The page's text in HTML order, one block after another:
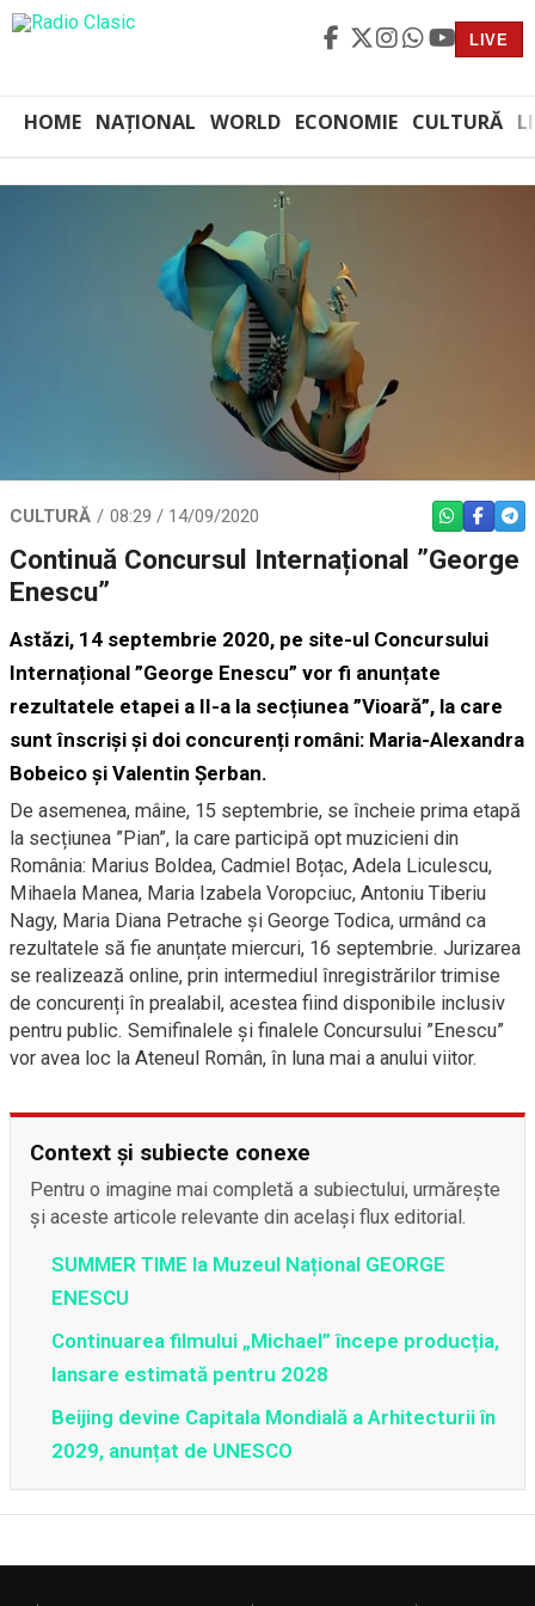
LIVE
HOME NAȚIONAL WORLD ECONOMIE CULTURĂ
CULTURĂ 08:29 / 14/09/2020 WHATSAPP
Continuă Concursul Internațional ”George
Enescu”
Astăzi, 14 septembrie 2020, pe site-ul Concursului
Internațional ”George Enescu” vor fi anunțate
rezultatele etapei a II-a la secțiunea ”Vioară”, la care
sunt înscriși și doi concurenți români: Maria-Alexandra
Bobeico și Valentin Șerban.
De asemenea, mâine, 15 septembrie, se încheie prima etapă
la secțiunea ”Pian”, la care participă opt muzicieni din
România: Marius Boldea, Cadmiel Boțac, Adela Liculescu,
Mihaela Manea, Maria Izabela Voropciuc, Antoniu Tiberiu
Nagy, Maria Diana Petrache și George Todica, urmând ca
rezultatele să fie anunțate miercuri, 16 septembrie. Jurizarea
se realizează online, prin intermediul înregistrărilor trimise
de concurenți în prealabil, acestea fiind disponibile inclusiv
pentru public. Semifinalele și finalele Concursului ”Enescu”
vor avea loc la Ateneul Român, în luna mai a anului viitor.
Context și subiecte conexe
Pentru o imagine mai completă a subiectului, urmărește
și aceste articole relevante din același flux editorial.
SUMMER TIME la Muzeul Național GEORGE
ENESCU
Continuarea filmului „Michael” începe producția,
lansare estimată pentru 2028
Beijing devine Capitala Mondială a Arhitecturii în
2029, anunțat de UNESCO